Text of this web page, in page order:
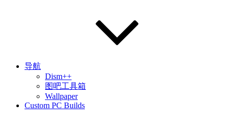
导航
Dism++
图吧工具箱
Wallpaper
Custom PC Builds